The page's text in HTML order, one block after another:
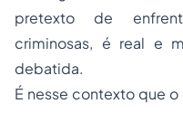
pretexto de
criminosas, é real e
debatida.
É nesse contexto que